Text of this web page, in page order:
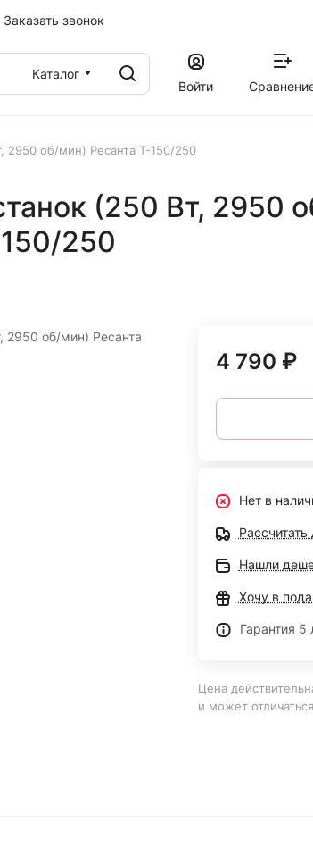
Заказать звонок
Каталог
Войти
2950 об/мин) Ресанта Т-150/250
(250 Вт, 2950
250
2950 об/мин) Ресанта
4 790 ₽
Нет в
Рассчитать
Нашли
Хочу в
Гарантия 5
Цена
и может